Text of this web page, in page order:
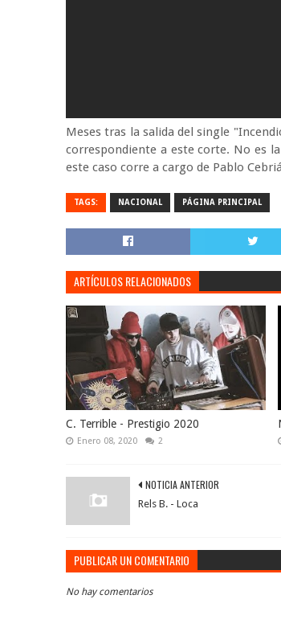
Meses tras la salida del single
correspondiente a este corte. No es
este caso corre a cargo de Pablo
TAGS: NACIONAL PÁGINA PRINCIPAL
ARTÍCULOS RELACIONADOS
C. Terrible - Prestigio 2020
Enero 08, 2020 2
NOTICIA ANTERIOR
Rels B. - Loca
PUBLICAR UN COMENTARIO
No hay comentarios